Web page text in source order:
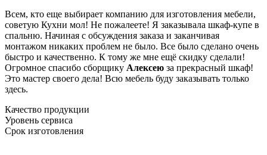
Всем, кто еще выбирает компанию для изготовления мебели,
советую Кухни мол! Не пожалеете! Я заказывала шкаф-купе в
спальню. Начиная с обсуждения заказа и заканчивая
монтажом никаких проблем не было. Все было сделано очень
быстро и качественно. К тому же мне ещё скидку сделали!
Огромное спасибо сборщику Алексею за прекрасный шкаф!
Это мастер своего дела! Всю мебель буду заказывать только
здесь.
Качество продукции
Уровень сервиса
Срок изготовления